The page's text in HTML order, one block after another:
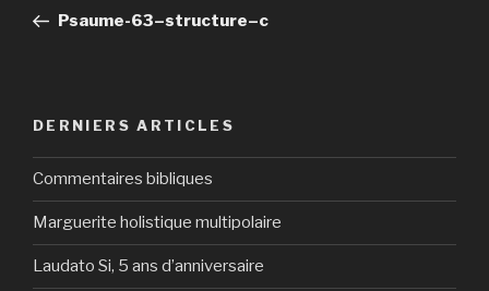
l’article
précédent
Psaume-63–structure–c
DERNIERS ARTICLES
Commentaires bibliques
Marguerite holistique multipolaire
Laudato Si, 5 ans d’anniversaire